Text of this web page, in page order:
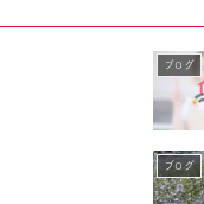
ブログ
ブログ